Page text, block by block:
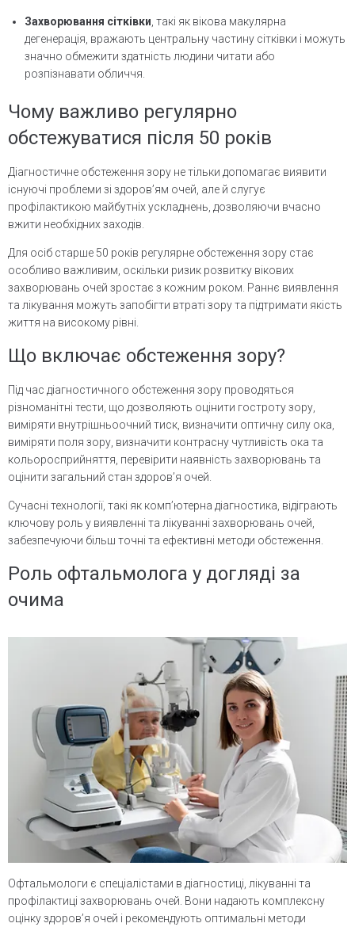
Захворювання сітківки , такі як вікова макулярна
дегенерація, вражають центральну частину сітківки і можуть
значно обмежити здатність людини читати або
розпізнавати обличчя.
Чому важливо регулярно
обстежуватися після 50 років
Діагностичне обстеження зору не тільки допомагає виявити
існуючі проблеми зі здоров’ям очей, але й слугує
профілактикою майбутніх ускладнень, дозволяючи вчасно
вжити необхідних заходів.
Для осіб старше 50 років регулярне обстеження зору стає
особливо важливим, оскільки ризик розвитку вікових
захворювань очей зростає з кожним роком. Раннє виявлення
та лікування можуть запобігти втраті зору та підтримати якість
життя на високому рівні.
Що включає обстеження зору?
Під час діагностичного обстеження зору проводяться
різноманітні тести, що дозволяють оцінити гостроту зору,
виміряти внутрішньоочний тиск, визначити оптичну силу ока,
виміряти поля зору, визначити контрасну чутливість ока та
кольоросприйняття, перевірити наявність захворювань та
оцінити загальний стан здоров’я очей.
Сучасні технології, такі як комп’ютерна діагностика, відіграють
ключову роль у виявленні та лікуванні захворювань очей,
забезпечуючи більш точні та ефективні методи обстеження.
Роль офтальмолога у догляді за
очима
Офтальмологи є спеціалістами в діагностиці, лікуванні та
профілактиці захворювань очей. Вони надають комплексну
оцінку здоров’я очей і рекомендують оптимальні методи